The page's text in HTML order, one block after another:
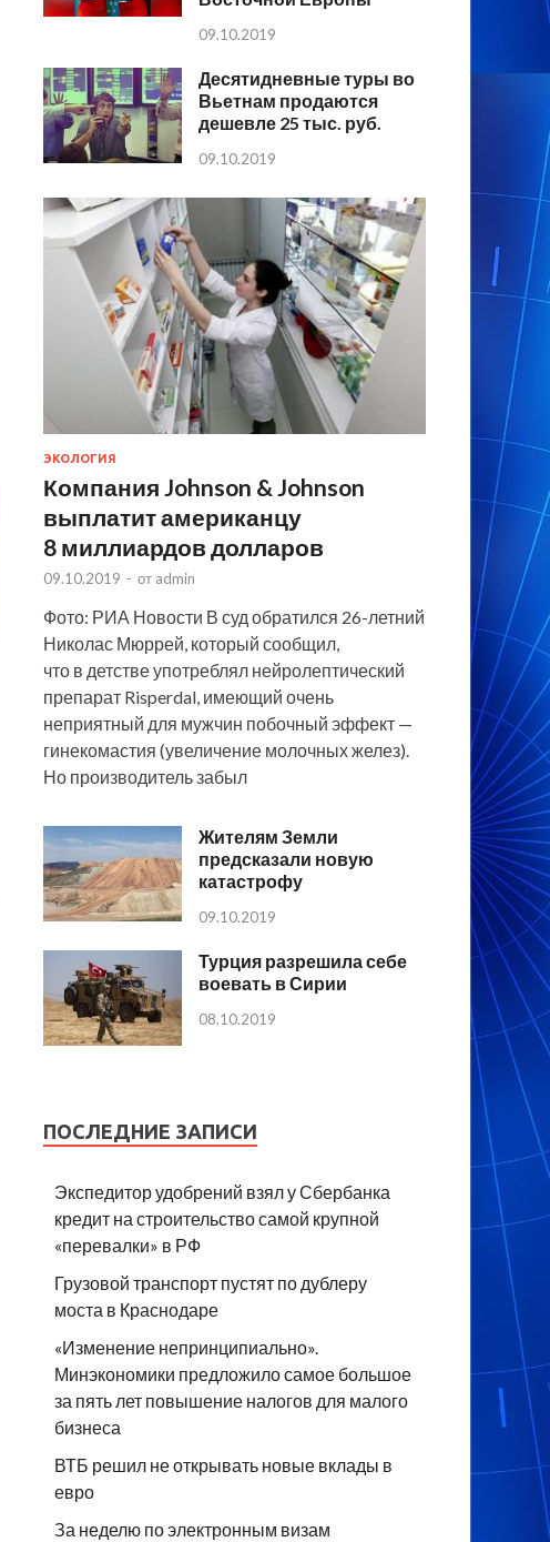
09.10.2019
Десятидневные туры во
Вьетнам продаются
дешевле 25 тыс. руб.
09.10.2019
ЭКОЛОГИЯ
Компания Johnson & Johnson
выплатит американцу
8 миллиардов долларов
09.10.2019 - от admin
Фото: РИА Новости В суд обратился 26-летний
Николас Мюррей, который сообщил,
что в детстве употреблял нейролептический
препарат Risperdal, имеющий очень
неприятный для мужчин побочный эффект —
гинекомастия (увеличение молочных желез).
Но производитель забыл
Жителям Земли
предсказали новую
катастрофу
09.10.2019
Турция разрешила себе
воевать в Сирии
08.10.2019
ПОСЛЕДНИЕ ЗАПИСИ
Экспедитор удобрений взял у Сбербанка
кредит на строительство самой крупной
«перевалки» в РФ
Грузовой транспорт пустят по дублеру
моста в Краснодаре
«Изменение непринципиально».
Минэкономики предложило самое большое
за пять лет повышение налогов для малого
бизнеса
ВТБ решил не открывать новые вклады в
евро
За неделю по электронным визам